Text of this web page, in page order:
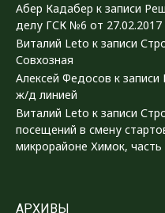
Абер Кадабер к записи
делу ГСК №6 от 27.02.2017
Виталий Leto к записи
Совхозная
Алексей Федосов к записи
ж/д линией
Виталий Leto к записи
посещений в смену
микрорайоне Химок, часть
АРХИВЫ